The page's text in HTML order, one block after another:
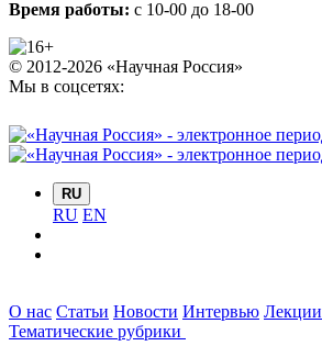
Время работы: с 10-00 до 18-00
© 2012-2026 «Научная Россия»
Мы в соцсетях:
RU
RU EN
О нас Статьи Новости Интервью Лекции
Тематические рубрики